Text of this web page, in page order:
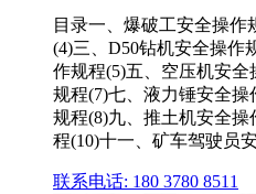
目录一、爆破工安全操作
(4)三、D50钻机安全操作
作规程(5)五、空压机安
规程(7)七、液力锤安全
规程(8)九、推土机安全
程(10)十一、矿车驾驶员
联系电话: 180 3780 8511